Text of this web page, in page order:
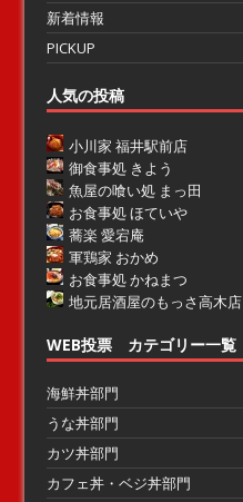
新着情報
PICKUP
人気の投稿
小川家 福井駅前店
御食事処 きよう
魚屋の喰い処 まっ田
お食事処 ほていや
蕎楽 愛宕庵
軍鶏家 おかめ
お食事処 かねまつ
地元居酒屋のもっさ高木店
WEB投票 カテゴリー一覧
海鮮丼部門
うな丼部門
カツ丼部門
カフェ丼・ベジ丼部門